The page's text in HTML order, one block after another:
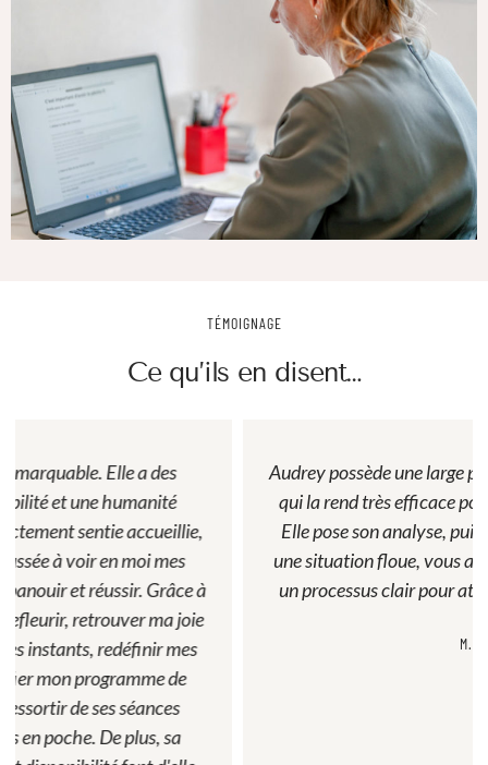
TÉMOIGNAGE
Ce qu’ils en disent…
Audrey possède une large palette de compétences, ce
qui la rend très efficace pour tout chef d entreprise.
Elle pose son analyse, puis restructure rapidement
une situation floue, vous aidant ainsi à mieux définir
un processus clair pour atteindre les objectifs fixés.